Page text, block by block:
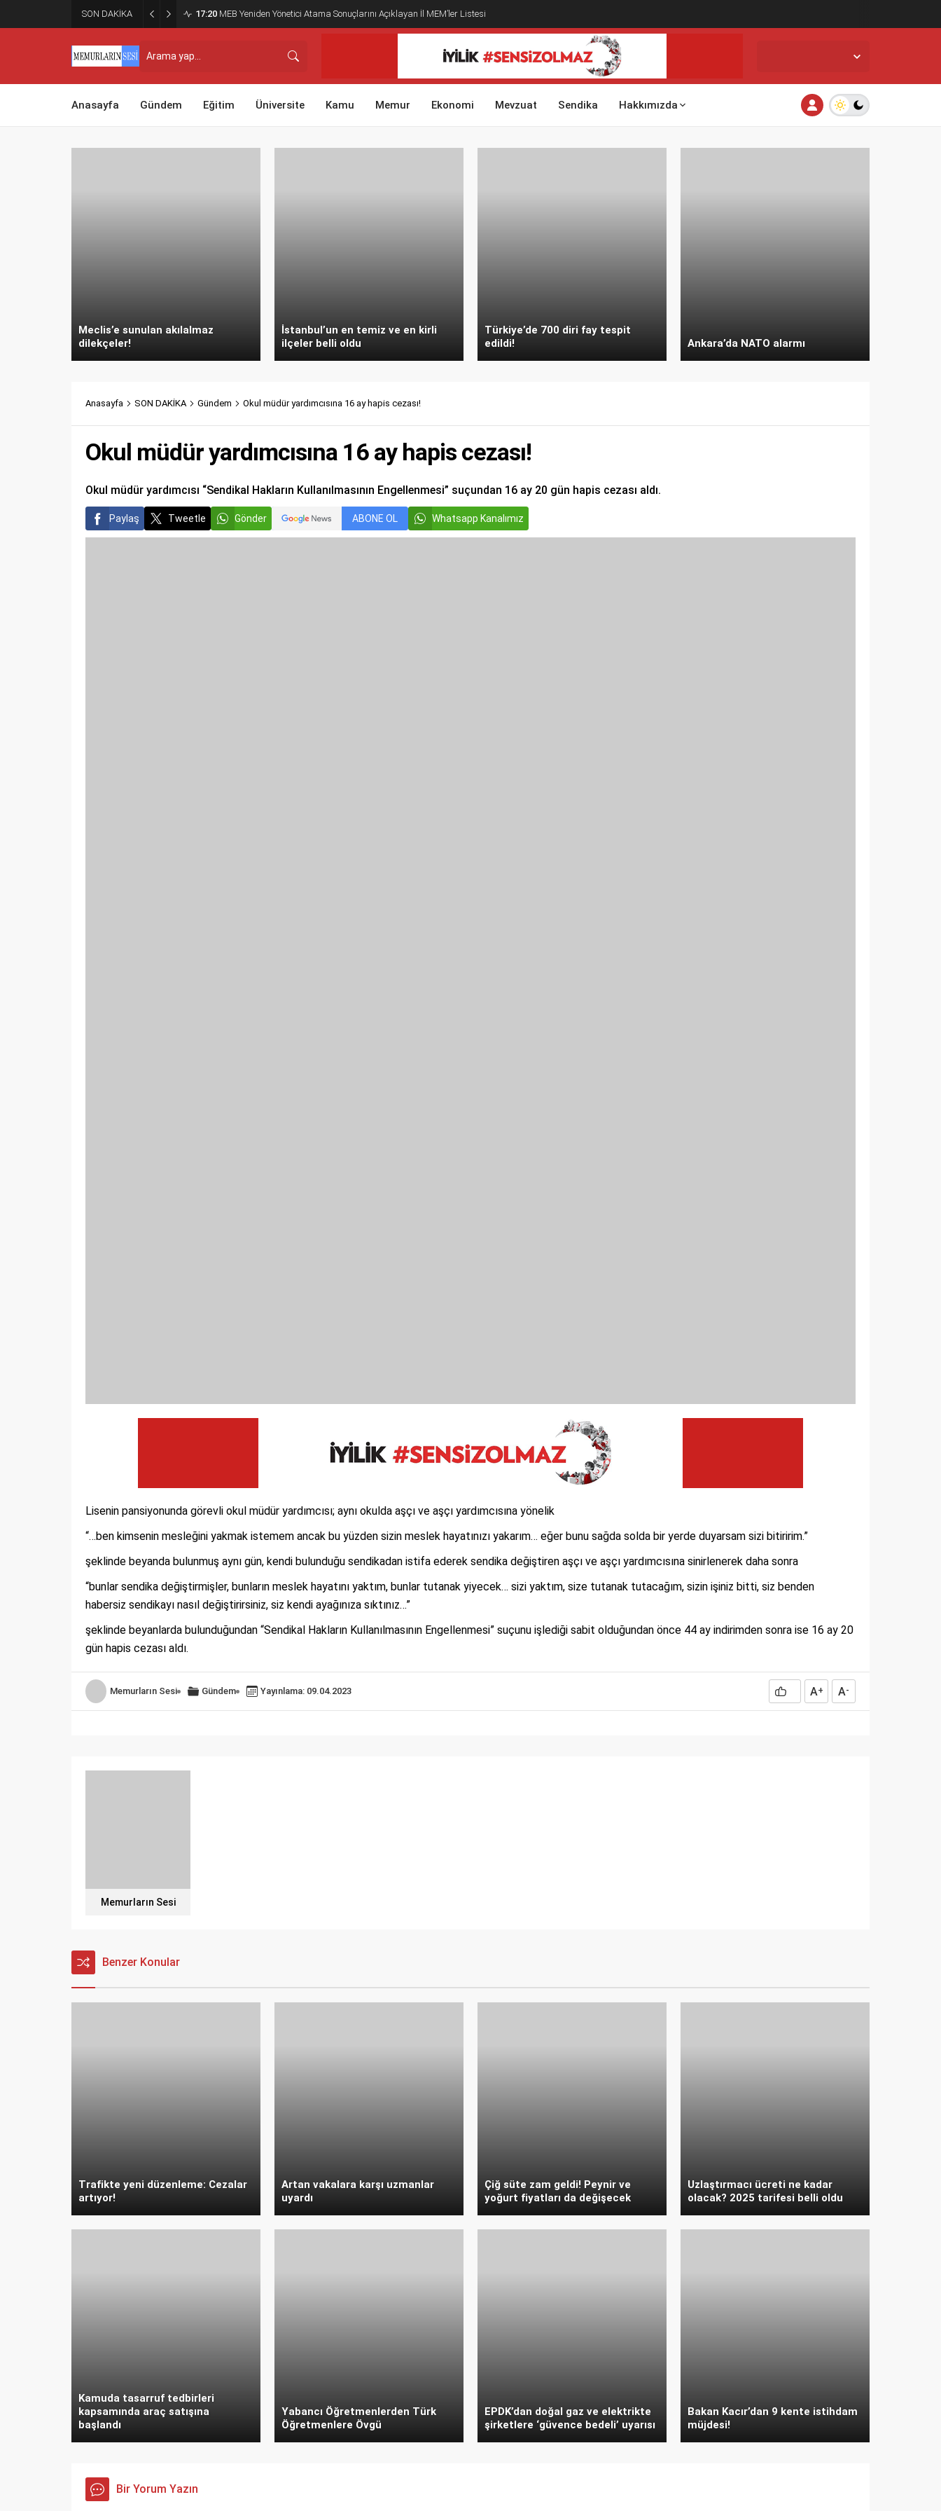
SON DAKİKA 17:20 MEB Yeniden Yönetici Atama Sonuçlarını Açıklayan İl MEM’ler Listesi
Anasayfa Gündem Eğitim Üniversite Kamu Memur Ekonomi Mevzuat Sendika Hakkımızda
Meclis’e sunulan akılalmaz
dilekçeler!
İstanbul’un en temiz ve en kirli
ilçeler belli oldu
Türkiye’de 700 diri fay tespit
edildi!
Ankara’da NATO alarmı
Anasayfa SON DAKİKA Gündem Okul müdür yardımcısına 16 ay hapis cezası!
Okul müdür yardımcısına 16 ay hapis cezası!
Okul müdür yardımcısı “Sendikal Hakların Kullanılmasının Engellenmesi” suçundan 16 ay 20 gün hapis cezası aldı.
Paylaş Tweetle Gönder ABONE OL Whatsapp Kanalımız
Lisenin pansiyonunda görevli okul müdür yardımcısı; aynı okulda aşçı ve aşçı yardımcısına yönelik
“…ben kimsenin mesleğini yakmak istemem ancak bu yüzden sizin meslek hayatınızı yakarım… eğer bunu sağda solda bir yerde duyarsam sizi bitiririm.”
şeklinde beyanda bulunmuş aynı gün, kendi bulunduğu sendikadan istifa ederek sendika değiştiren aşçı ve aşçı yardımcısına sinirlenerek daha sonra
“bunlar sendika değiştirmişler, bunların meslek hayatını yaktım, bunlar tutanak yiyecek… sizi yaktım, size tutanak tutacağım, sizin işiniz bitti, siz benden
habersiz sendikayı nasıl değiştirirsiniz, siz kendi ayağınıza sıktınız…”
şeklinde beyanlarda bulunduğundan “Sendikal Hakların Kullanılmasının Engellenmesi” suçunu işlediği sabit olduğundan önce 44 ay indirimden sonra ise 16 ay 20
gün hapis cezası aldı.
Memurların Sesi Gündem Yayınlama: 09.04.2023 A+ A-
Memurların Sesi
Benzer Konular
Trafikte yeni düzenleme: Cezalar
artıyor!
Artan vakalara karşı uzmanlar
uyardı
Çiğ süte zam geldi! Peynir ve
yoğurt fiyatları da değişecek
Uzlaştırmacı ücreti ne kadar
olacak? 2025 tarifesi belli oldu
Kamuda tasarruf tedbirleri
kapsamında araç satışına
başlandı
Yabancı Öğretmenlerden Türk
Öğretmenlere Övgü
EPDK’dan doğal gaz ve elektrikte
şirketlere ‘güvence bedeli’ uyarısı
Bakan Kacır’dan 9 kente istihdam
müjdesi!
Bir Yorum Yazın